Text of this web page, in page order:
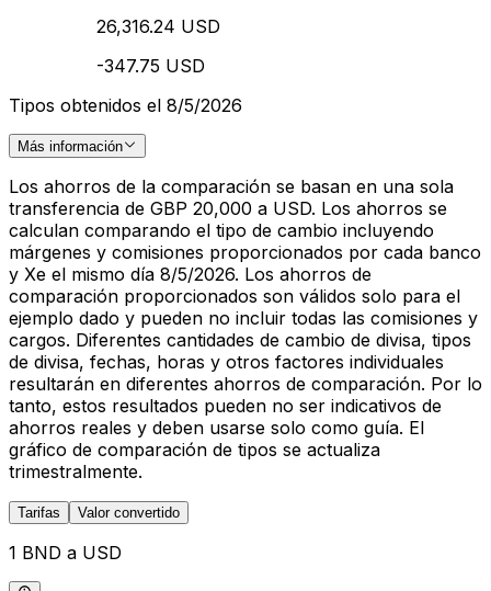
26,316.24 USD
-347.75 USD
Tipos obtenidos el 8/5/2026
Más información
Los ahorros de la comparación se basan en una sola
transferencia de GBP 20,000 a USD. Los ahorros se
calculan comparando el tipo de cambio incluyendo
márgenes y comisiones proporcionados por cada banco
y Xe el mismo día 8/5/2026. Los ahorros de
comparación proporcionados son válidos solo para el
ejemplo dado y pueden no incluir todas las comisiones y
cargos. Diferentes cantidades de cambio de divisa, tipos
de divisa, fechas, horas y otros factores individuales
resultarán en diferentes ahorros de comparación. Por lo
tanto, estos resultados pueden no ser indicativos de
ahorros reales y deben usarse solo como guía. El
gráfico de comparación de tipos se actualiza
trimestralmente.
Tarifas Valor convertido
1 BND a USD